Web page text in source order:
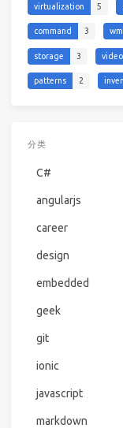
virtualization 5
command 3
storage 3 video
patterns 2
分类
C#
angularjs
career
design
embedded
geek
git
ionic
javascript
markdown